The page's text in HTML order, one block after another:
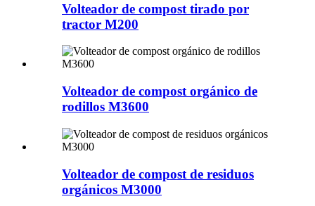
Volteador de compost tirado por
tractor M200
Volteador de compost orgánico de
rodillos M3600
Volteador de compost de residuos
orgánicos M3000